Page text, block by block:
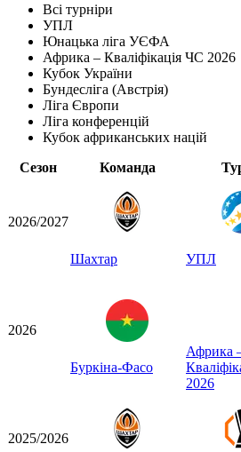
Всі турніри
УПЛ
Юнацька ліга УЄФА
Африка – Кваліфікація ЧС 2026
Кубок України
Бундесліга (Австрія)
Ліга Європи
Ліга конференцій
Кубок африканських націй
Сезон
Команда
2026/2027
Шахтар УПЛ
2026
Буркіна-Фасо
Африка
2026
2025/2026